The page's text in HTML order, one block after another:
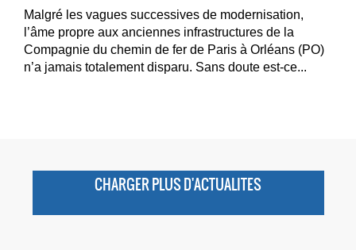
Malgré les vagues successives de modernisation,
l’âme propre aux anciennes infrastructures de la
Compagnie du chemin de fer de Paris à Orléans (PO)
n’a jamais totalement disparu. Sans doute est-ce...
CHARGER PLUS D'ACTUALITES